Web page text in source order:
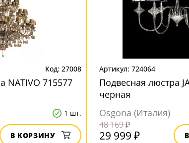
27008
NATIVO 715577
1 шт.
В КОРЗИНУ
724064
Подвесная люстра
черная
Osgona (Италия)
48 169 ₽
29 999 ₽